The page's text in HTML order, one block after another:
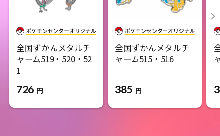
全国ずかんメタルチ
ャーム519・520・52
1
726 円
全国ずかんメタルチ
ャーム515・516
385 円